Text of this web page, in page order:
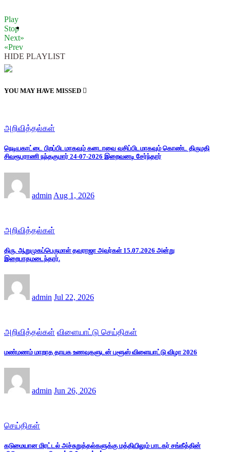
Play
Stop
Next»
«Prev
HIDE PLAYLIST
YOU MAY HAVE MISSED
அறிவித்தல்கள்
நெடியகாட்டை பிறப்பிடமாகவும் கனடாவை வசிப்பிடமாகவும் கொண்ட திருமதி
சிவரூபராணி நந்தகுமார் 24-07-2026 இறைவனடி சேர்ந்தார்
admin Aug 1, 2026
அறிவித்தல்கள்
திரு. ஆறுமுகப்பெருமாள் தவராஜா அவர்கள் 15.07.2026 அன்று
இறைபாதமடைந்தார்.
admin Jul 22, 2026
அறிவித்தல்கள் விளையாட்டு செய்திகள்
மண்மணம் மாறாத தாயக உணவுகளுடன் புளூஸ் விளையாட்டு விழா 2026
admin Jun 26, 2026
செய்திகள்
கடுமையான மிரட்டல் அச்சுறுத்தல்களுக்கு மத்தியிலும் பாடகர் சங்கீத்தின்